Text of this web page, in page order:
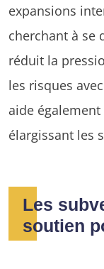
expansions
cherchant à se
réduit la
les risques
aide
élargissant les
Les
soutien